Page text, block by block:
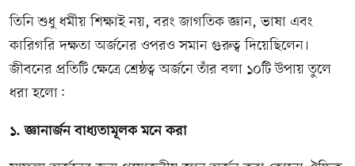
তিনি শুধু ধর্মীয় শিক্ষাই নয়, বরং জাগতিক জ্ঞান, ভাষা এবং
কারিগরি দক্ষতা অর্জনের ওপরও সমান গুরুত্ব দিয়েছিলেন।
জীবনের প্রতিটি ক্ষেত্রে শ্রেষ্ঠত্ব অর্জনে তাঁর বলা ১০টি উপায় তুলে
ধরা হলো:
১. জ্ঞানার্জন বাধ্যতামূলক মনে করা